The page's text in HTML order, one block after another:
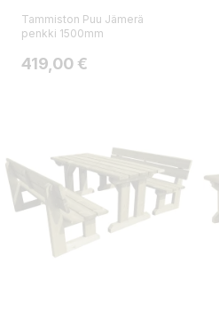
Tammiston Puu Jämerä
penkki 1500mm
Hinta
419,00 €